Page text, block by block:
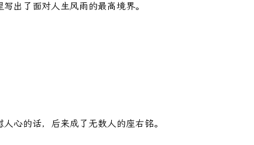
出了面对人生风雨的最高境界。
心的话，后来成了无数人的座右铭。